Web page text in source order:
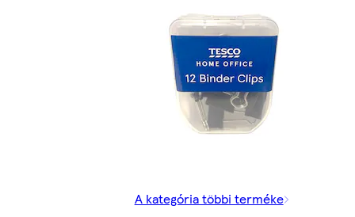
A kategória többi terméke